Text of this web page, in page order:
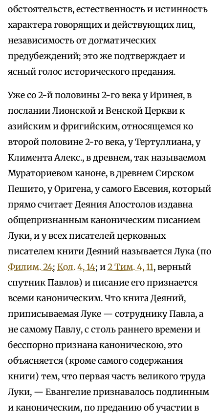
обстоятельств, естественность и истинность
характера говорящих и действующих лиц,
независимость от догматических
предубеждений; это же подтверждает и
ясный голос исторического предания.
Уже со 2-й половины 2-го века у Иринея, в
послании Лионской и Венской Церкви к
азийским и фригийским, относящемся ко
второй половине 2-го века, у Тертуллиана, у
Климента Алекс., в древнем, так называемом
Мураториевом каноне, в древнем Сирском
Пешито, у Оригена, у самого Евсевия, который
прямо считает Деяния Апостолов издавна
общепризнанным каноническим писанием
Луки, и у всех писателей церковных
писателем книги Деяний называется Лука (по
Филим. 24; Кол. 4, 14; и2 Тим. 4, 11, верный
спутник Павлов) и писание его признается
всеми каноническим. Что книга Деяний,
приписываемая Луке — сотруднику Павла, а
не самому Павлу, с столь раннего времени и
бесспорно признана каноническою, это
объясняется (кроме самого содержания
книги) тем, что первая часть великого труда
Луки, — Евангелие признавалось подлинным
и каноническим, по преданию об участии в